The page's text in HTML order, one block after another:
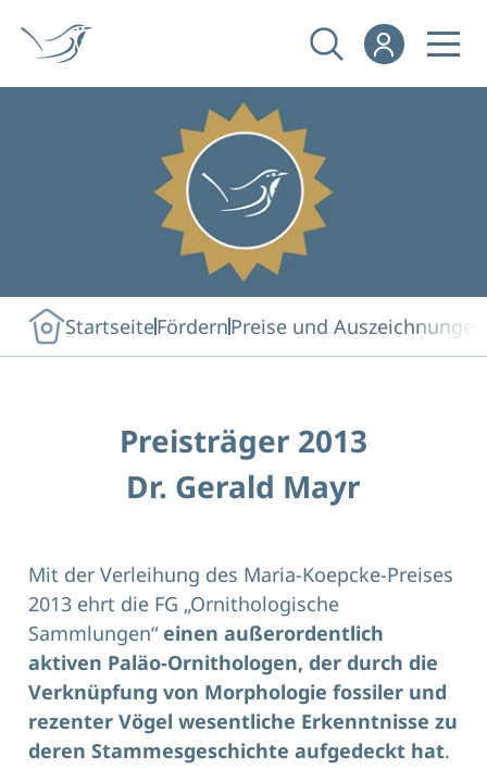
StartseiteFördernPreise und Auszeichnungen
Preisträger 2013
Dr. Gerald Mayr
Mit der Verleihung des Maria-Koepcke-Preises
2013 ehrt die FG „Ornithologische
Sammlungen“ einen außerordentlich
aktiven Paläo-Ornithologen, der durch die
Verknüpfung von Morphologie fossiler und
rezenter Vögel wesentliche Erkenntnisse zu
deren Stammesgeschichte aufgedeckt hat.